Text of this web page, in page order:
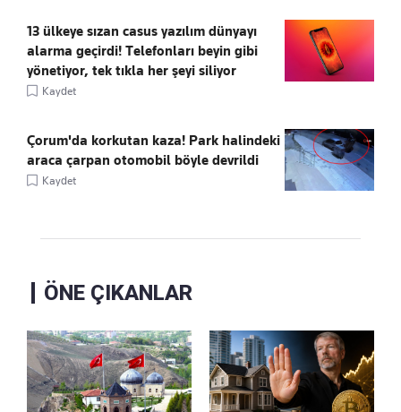
13 ülkeye sızan casus yazılım dünyayı
alarma geçirdi! Telefonları beyin gibi
yönetiyor, tek tıkla her şeyi siliyor
Kaydet
Çorum'da korkutan kaza! Park halindeki
araca çarpan otomobil böyle devrildi
Kaydet
ÖNE ÇIKANLAR